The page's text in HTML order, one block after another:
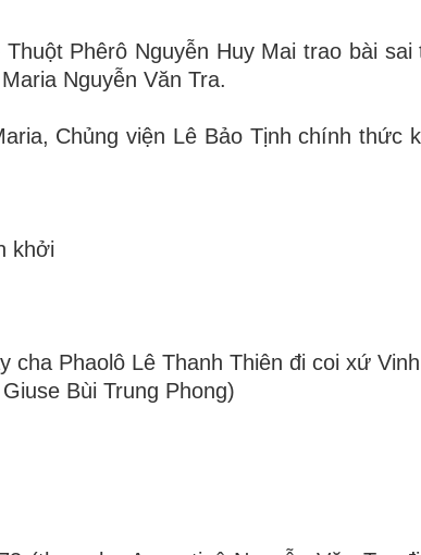
Phêrô Nguyễn Huy Mai trao bài sai
Nguyễn Văn Tra.
Chủng viện Lê Bảo Tịnh chính thức
khởi
cha Phaolô Lê Thanh Thiên đi coi xứ
Bùi Trung Phong)